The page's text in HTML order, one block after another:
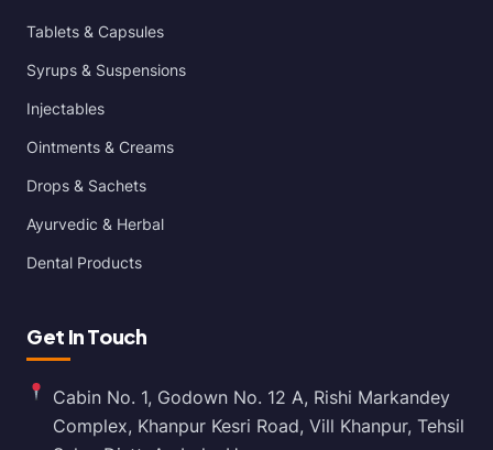
Tablets & Capsules
Syrups & Suspensions
Injectables
Ointments & Creams
Drops & Sachets
Ayurvedic & Herbal
Dental Products
Get In Touch
Cabin No. 1, Godown No. 12 A, Rishi Markandey
Complex, Khanpur Kesri Road, Vill Khanpur, Tehsil